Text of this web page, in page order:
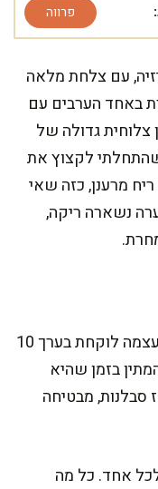
פרווה
עם צלחת מלאה
באחד הערבים עם
גדולה של
לקצוץ את
מרענן, כזה שאי
נשארה ריקה,
המתכון הזה קל ומהיר יחסית. ההכנה עצמה לוקחת בערך 10
בזמן שהיא
סבלנות, מבטיחה
אחד. כל מה